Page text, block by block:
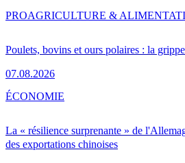
Poulets, bovins et ours polaires : la
07.08.2026
PROAGRICULTURE &
La « résilience surprenante » de
des exportations chinoises
ÉCONOMIE